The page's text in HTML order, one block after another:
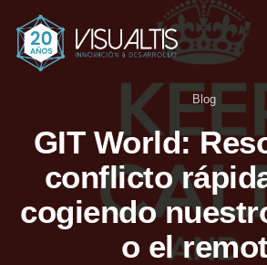
Blog
GIT World:
conflicto
cogiendo
o el